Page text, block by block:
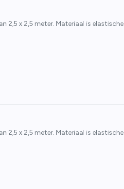
2,5 x 2,5 meter. Materiaal is elastische
2,5 x 2,5 meter. Materiaal is elastische